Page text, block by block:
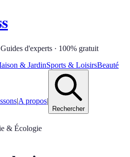
d'experts · 100% gratuit
& JardinSports & LoisirsBeauté
|A propos|
Rechercher
& Écologie